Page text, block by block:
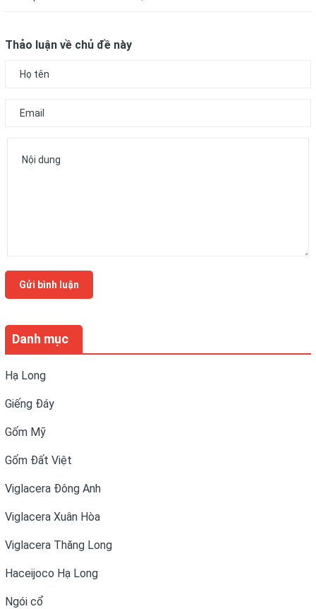
Danh mục
Hạ Long
Giếng Đáy
Gốm Mỹ
Gốm Đất Việt
Viglacera Đông Anh
Viglacera Xuân Hòa
Viglacera Thăng Long
Haceijoco Hạ Long
Ngói cổ
Thảo luận về chủ đề này
Gửi bình luận